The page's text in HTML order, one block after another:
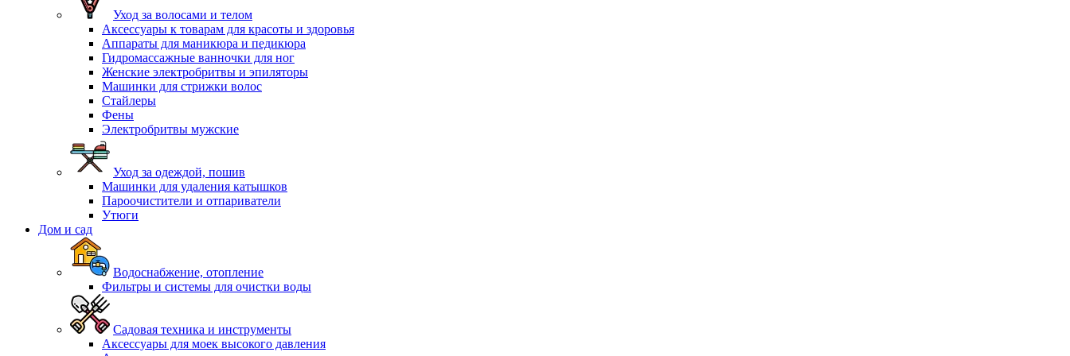
Уход за волосами и телом
Аксессуары к товарам для красоты и здоровья
Аппараты для маникюра и педикюра
Гидромассажные ванночки для ног
Женские электробритвы и эпиляторы
Машинки для стрижки волос
Стайлеры
Фены
Электробритвы мужские
Уход за одеждой, пошив
Машинки для удаления катышков
Пароочистители и отпариватели
Утюги
Дом и сад
Водоснабжение, отопление
Фильтры и системы для очистки воды
Садовая техника и инструменты
Аксессуары для моек высокого давления